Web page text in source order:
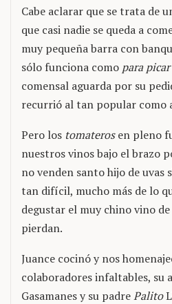
Cabe aclarar que se trata de
que casi nadie se queda a
muy pequeña barra con
sólo funciona como para
comensal aguarda por su
recurrió al tan popular como
Pero los tomaterosen pleno
nuestros vinos bajo el brazo
no venden santo hijo de uvas
tan difícil, mucho más de lo
degustar el muy chino vino
pierdan.
Juance cocinó y nos
colaboradores infaltables, su
Gasamanes y su padrePalito